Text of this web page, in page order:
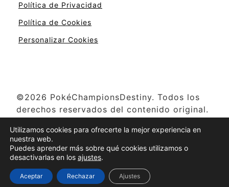
Política de Privacidad
Política de Cookies
Personalizar Cookies
©2026 PokéChampionsDestiny. Todos los
derechos reservados del contenido original.
propiedad de The Pokémon Company,
Creatures Inc., Game Freak y Nintendo ©
1996-2025
Utilizamos cookies para ofrecerte la mejor experiencia en
nuestra web.
Puedes aprender más sobre qué cookies utilizamos o
desactivarlas en los ajustes.
Aceptar Rechazar Ajustes